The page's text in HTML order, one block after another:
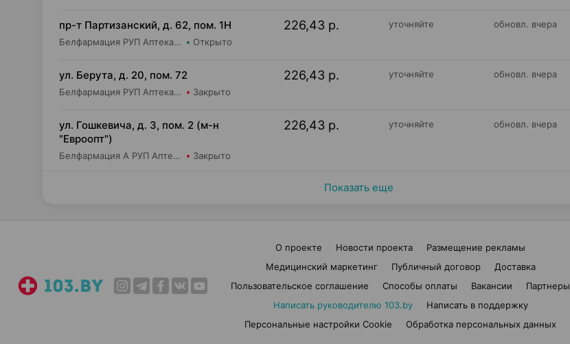
пр-т Партизанский, д. 62, пом. 1Н
Белфармация РУП Аптека №7 (дежурная) Открыто
226,43 р. уточняйте обновл. вчера
ул. Берута, д. 20, пом. 72
Белфармация РУП Аптека №40 Закрыто
226,43 р. уточняйте обновл. вчера
ул. Гошкевича, д. 3, пом. 2 (м-н
"Евроопт")
Белфармация А РУП Аптека №5 Закрыто
226,43 р. уточняйте обновл. вчера
Показать еще
О проекте Новости проекта
Размещение рекламы
Медицинский маркетинг
Публичный договор
Доставка
Пользовательское соглашение
Способы оплаты Вакансии
Партнеры
Написать руководителю 103.by
Написать в поддержку
Персональные настройки Cookie
Обработка персональных данных